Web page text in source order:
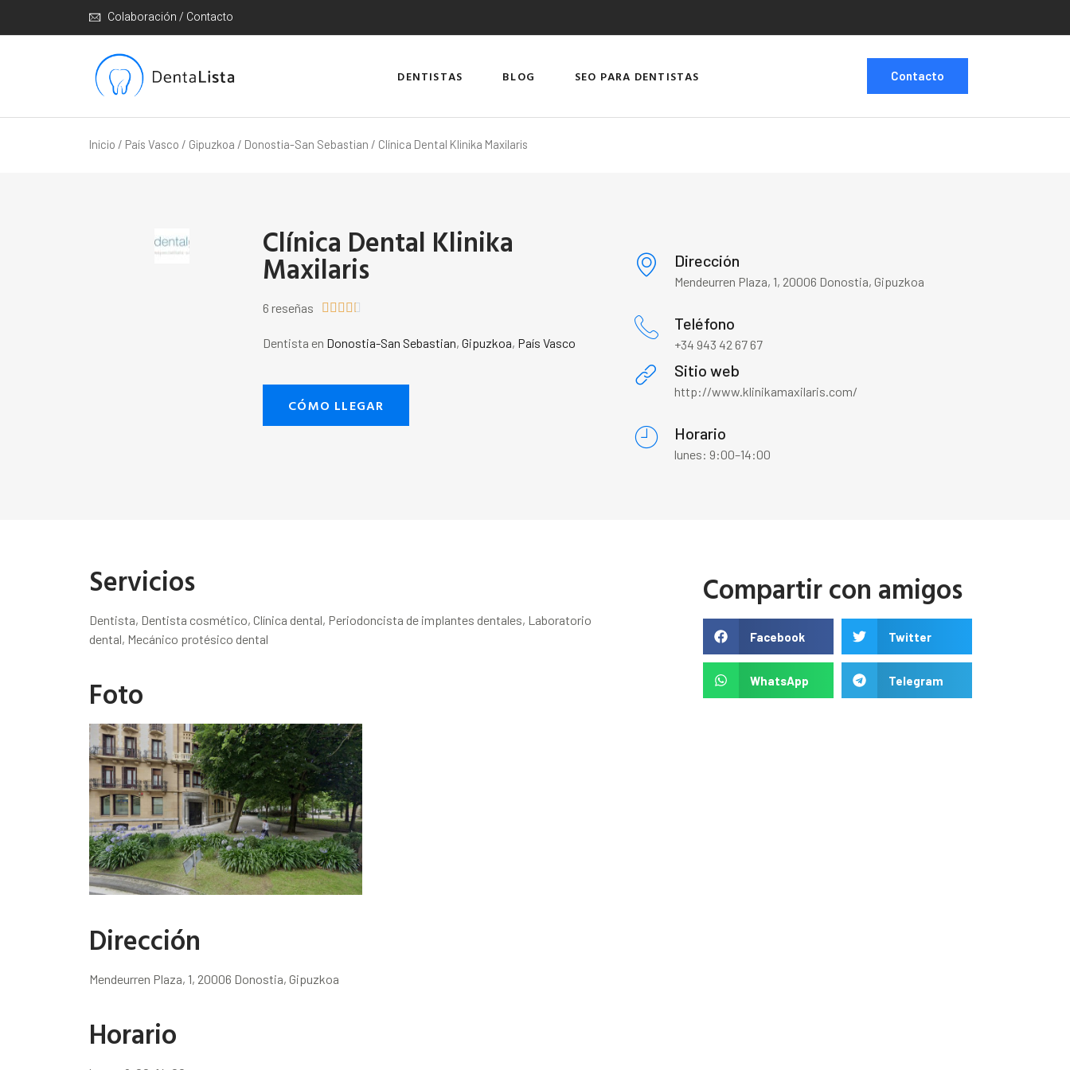
Colaboración / Contacto
DENTISTAS BLOG SEO PARA DENTISTAS Contacto
Inicio / País Vasco / Gipuzkoa / Donostia-San Sebastian / Clínica Dental Klinika Maxilaris
Clínica Dental Klinika
Maxilaris
6 reseñas     
Dentista en Donostia-San Sebastian,Gipuzkoa, País Vasco
CÓMO LLEGAR
Dirección
Mendeurren Plaza, 1, 20006 Donostia, Gipuzkoa
Teléfono
+34 943 42 67 67
Sitio web
http://www.klinikamaxilaris.com/
Horario
lunes: 9:00–14:00
Servicios
Dentista, Dentista cosmético, Clínica dental, Periodoncista de implantes dentales, Laboratorio
dental, Mecánico protésico dental
Foto
Dirección
Mendeurren Plaza, 1, 20006 Donostia, Gipuzkoa
Horario
Compartir con amigos
Facebook Twitter
WhatsApp Telegram